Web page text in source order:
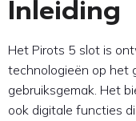
Inleiding
Het Pirots 5 slot is
technologieën op het
gebruiksgemak. Het
ook digitale functies